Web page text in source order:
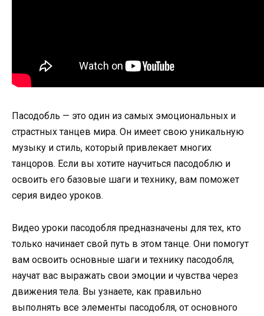
Пасодобль — это один из самых эмоциональных и
страстных танцев мира. Он имеет свою уникальную
музыку и стиль, который привлекает многих
танцоров. Если вы хотите научиться пасодоблю и
освоить его базовые шаги и технику, вам поможет
серия видео уроков.
Видео уроки пасодобля предназначены для тех, кто
только начинает свой путь в этом танце. Они помогут
вам освоить основные шаги и технику пасодобля,
научат вас выражать свои эмоции и чувства через
движения тела. Вы узнаете, как правильно
выполнять все элементы пасодобля, от основного